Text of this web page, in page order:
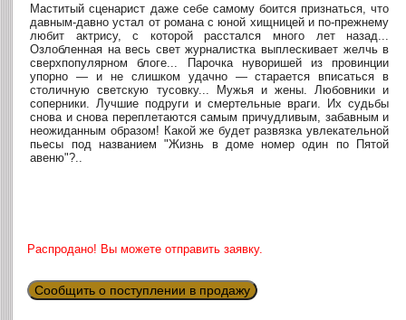
Маститый сценарист даже себе самому боится признаться, что
давным-давно устал от романа с юной хищницей и по-прежнему
любит актрису, с которой расстался много лет назад...
Озлобленная на весь свет журналистка выплескивает желчь в
сверхпопулярном блоге... Парочка нуворишей из провинции
упорно — и не слишком удачно — старается вписаться в
столичную светскую тусовку... Мужья и жены. Любовники и
соперники. Лучшие подруги и смертельные враги. Их судьбы
снова и снова переплетаются самым причудливым, забавным и
неожиданным образом! Какой же будет развязка увлекательной
пьесы под названием "Жизнь в доме номер один по Пятой
авеню"?..
Распродано! Вы можете отправить заявку.
Сообщить о поступлении в продажу